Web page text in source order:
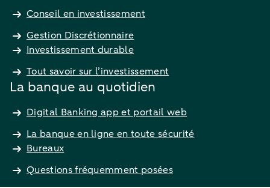
Conseil en investissement
Gestion Discrétionnaire
Investissement durable
Tout savoir sur l’investissement
La banque au quotidien
Digital Banking app et portail web
La banque en ligne en toute sécurité
Bureaux
Questions fréquemment posées